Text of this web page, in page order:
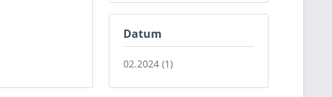
Datum
02.2024 (1)